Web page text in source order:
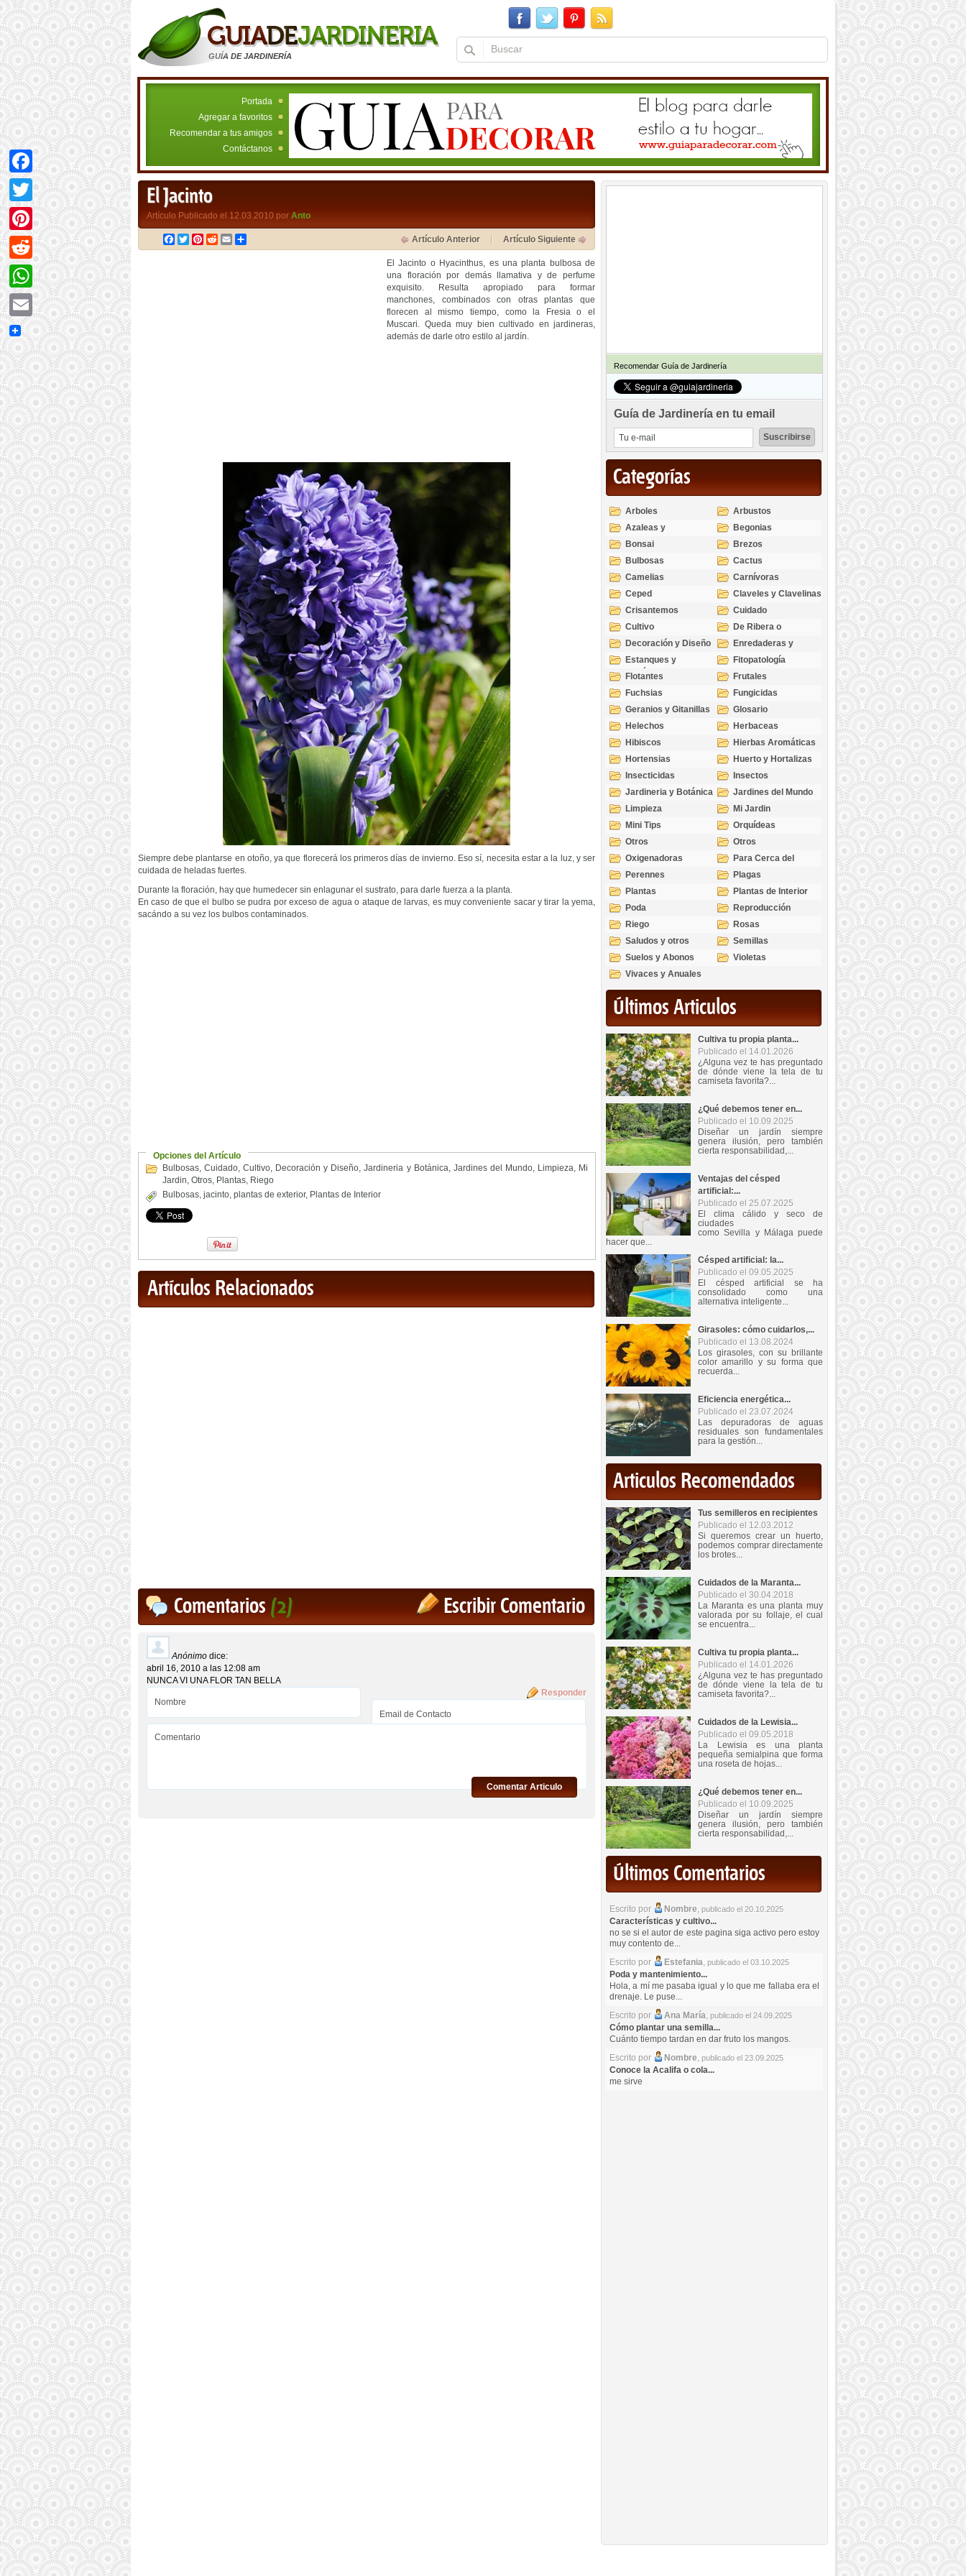
GUÍA DE JARDINERÍA
Portada
Agregar a favoritos
Recomendar a tus amigos
Contáctanos
El Jacinto
Artículo Publicado el 12.03.2010 por Anto
Facebook
TwitterPinterest
RedditEmail Artículo Anterior Artículo Siguiente
El Jacinto o Hyacinthus, es una planta bulbosa de
una floración por demás llamativa y de perfume
exquisito. Resulta apropiado para formar
manchones, combinados con otras plantas que
florecen al mismo tiempo, como la Fresia o el
Muscari. Queda muy bien cultivado en jardineras,
además de darle otro estilo al jardín.
Siempre debe plantarse en otoño, ya que florecerá los primeros días de invierno. Eso sí, necesita estar a la luz, y ser
cuidada de heladas fuertes.
Durante la floración, hay que humedecer sin enlagunar el sustrato, para darle fuerza a la planta.
En caso de que el bulbo se pudra por exceso de agua o ataque de larvas, es muy conveniente sacar y tirar la yema,
sacándo a su vez los bulbos contaminados.
Opciones del Artículo
Bulbosas,Cuidado,Cultivo, Decoración y Diseño,Jardineria y Botánica, Jardines del Mundo, Limpieza, Mi
Jardin, Otros, Plantas, Riego
Bulbosas, jacinto, plantas de exterior, Plantas de Interior
Artículos Relacionados
Escribir Comentario
Comentarios(2)
Anónimo dice:
abril 16, 2010 a las 12:08 am
NUNCA VI UNA FLOR TAN BELLA
Responder
Comentar Articulo
Recomendar Guía de Jardinería
Guía de Jardinería en tu email
Categorías
Arboles
Arbustos
Azaleas y
Rododendros
Begonias
Bonsai
Brezos
Bulbosas
Cactus
Camelias
Carnívoras
Ceped
Claveles y Clavelinas
Crisantemos
Cuidado
Cultivo
De Ribera o
Palustres
Decoración y Diseño
Enredaderas y
cubresuelos
Estanques y
Acuáticas
Fitopatología
Flotantes
Frutales
Fuchsias
Fungicidas
Geranios y Gitanillas
Glosario
Helechos
Herbaceas
Hibiscos
Hierbas Aromáticas
Hortensias
Huerto y Hortalizas
Insecticidas
Insectos
Jardineria y Botánica
Jardines del Mundo
Limpieza
Mi Jardin
Mini Tips
Orquídeas
Otros
Otros
Oxigenadoras
Para Cerca del
Estanque
Perennes
Plagas
Plantas
Plantas de Interior
Poda
Reproducción
Riego
Rosas
Saludos y otros
temas
Semillas
Suelos y Abonos
Violetas
Vivaces y Anuales
Últimos Articulos
Cultiva tu propia planta...
Publicado el 14.01.2026
¿Alguna vez te has preguntado
de dónde viene la tela de tu
camiseta favorita?...
¿Qué debemos tener en...
Publicado el 10.09.2025
Diseñar un jardín siempre
genera ilusión, pero también
cierta responsabilidad,...
Ventajas del césped
artificial:...
Publicado el 25.07.2025
El clima cálido y seco de
ciudades
como Sevilla y Málaga puede
hacer que...
Césped artificial: la...
Publicado el 09.05.2025
El césped artificial se ha
consolidado como una
alternativa inteligente...
Girasoles: cómo cuidarlos,...
Publicado el 13.08.2024
Los girasoles, con su brillante
color amarillo y su forma que
recuerda...
Eficiencia energética...
Publicado el 23.07.2024
Las depuradoras de aguas
residuales son fundamentales
para la gestión...
Articulos Recomendados
Tus semilleros en recipientes
Publicado el 12.03.2012
Si queremos crear un huerto,
podemos comprar directamente
los brotes...
Cuidados de la Maranta...
Publicado el 30.04.2018
La Maranta es una planta muy
valorada por su follaje, el cual
se encuentra...
Cultiva tu propia planta...
Publicado el 14.01.2026
¿Alguna vez te has preguntado
de dónde viene la tela de tu
camiseta favorita?...
Cuidados de la Lewisia...
Publicado el 09.05.2018
La Lewisia es una planta
pequeña semialpina que forma
una roseta de hojas...
¿Qué debemos tener en...
Publicado el 10.09.2025
Diseñar un jardín siempre
genera ilusión, pero también
cierta responsabilidad,...
Últimos Comentarios
Escrito por Nombre, publicado el 20.10.2025
Características y cultivo...
no se si el autor de este pagina siga activo pero estoy
muy contento de...
Escrito por
Estefania, publicado el 03.10.2025
Poda y mantenimiento...
Hola, a mí me pasaba igual y lo que me fallaba era el
drenaje. Le puse...
Escrito por
Ana María, publicado el 24.09.2025
Cómo plantar una semilla...
Cuánto tiempo tardan en dar fruto los mangos.
Escrito por
Nombre, publicado el 23.09.2025
Conoce la Acalifa o cola...
me sirve
Facebook
Twitter
Pinterest
Reddit
WhatsApp
Email